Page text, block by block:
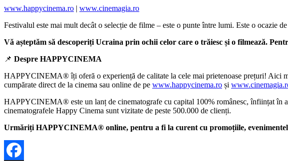
www.happycinema.ro | www.cinemagia.ro
Festivalul este mai mult decât o selecție de filme – este o punte între lumi. Este o ocazie
Vă așteptăm să descoperiți Ucraina prin ochii celor care o trăiesc și o filmează.
📌 Despre HAPPYCINEMA
HAPPYCINEMA® îți oferă o experiență de calitate la cele mai prietenoase prețuri! Aici
cumpărate direct de la cinema sau online de pe www.happycinema.ro și
HAPPYCINEMA® este un lanț de cinematografe cu capital 100% românesc, înființat în
cinematografele Happy Cinema sunt vizitate de peste 500.000 de clienți.
Urmăriți HAPPYCINEMA® online, pentru a fi la curent cu promoțiile,